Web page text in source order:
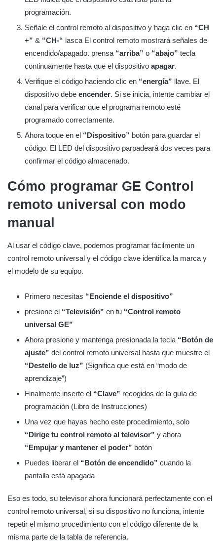
programación.
Señale el control remoto al dispositivo y haga clic en “CH
+” & “CH-“ lasca El control remoto mostrará señales de
encendido/apagado. prensa “arriba” o “abajo” tecla
continuamente hasta que el dispositivo apagar.
Verifique el código haciendo clic en “energía” llave. El
dispositivo debe encender. Si se inicia, intente cambiar el
canal para verificar que el programa remoto esté
programado correctamente.
Ahora toque en el “Dispositivo” botón para guardar el
código. El LED del dispositivo parpadeará dos veces para
confirmar el código almacenado.
Cómo programar GE Control
remoto universal con modo
manual
Al usar el código clave, podemos programar fácilmente un
control remoto universal y el código clave identifica la marca y
el modelo de su equipo.
Primero necesitas “Enciende el dispositivo”
presione el “Televisión” en tu “Control remoto
universal GE”
Ahora presione y mantenga presionada la tecla “Botón de
ajuste” del control remoto universal hasta que muestre el
“Destello de luz” (Significa que está en “modo de
aprendizaje”)
Finalmente inserte el “Clave” recogidos de la guía de
programación (Libro de Instrucciones)
Una vez que hayas hecho este procedimiento, solo
“Dirige tu control remoto al televisor” y ahora
“Empujar y mantener el poder” botón
Puedes liberar el “Botón de encendido” cuando la
pantalla está apagada
Eso es todo, su televisor ahora funcionará perfectamente con el
control remoto universal, si su dispositivo no funciona, intente
repetir el mismo procedimiento con el código diferente de la
misma parte de la tabla de referencia.